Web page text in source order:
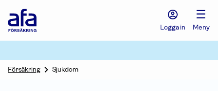
Försäkring
Logga in
☰
Meny
Försäkring Sjukdom